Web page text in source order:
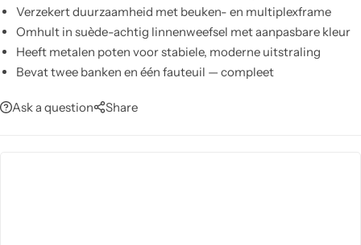
Verzekert duurzaamheid met beuken- en multiplexframe
Omhult in suède-achtig linnenweefsel met aanpasbare kleur
Heeft metalen poten voor stabiele, moderne uitstraling
Bevat twee banken en één fauteuil — compleet
Vereenvoudigt onderhoud: afnemen met zachte doek of
Ask a question Share